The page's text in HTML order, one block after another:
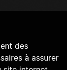
des
à assurer